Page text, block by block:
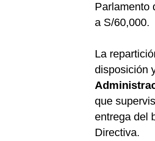
Parlamento
a S/60,000.
La
disposición
que
entrega del
Directiva.